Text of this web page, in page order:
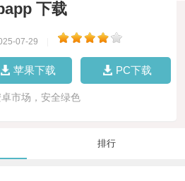
下载
07-29
苹果下载 PC下载
市场，安全绿色
排行